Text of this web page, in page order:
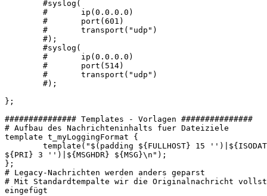
        #syslog(
        #       ip(0.0.0.0)
        #       port(601)
        #       transport("udp")
        #);
        #syslog(
        #       ip(0.0.0.0)
        #       port(514)
        #       transport("udp")
        #);
};
############### Templates - Vorlagen ###############
# Aufbau des Nachrichteninhalts fuer Dateiziele
template t_myLoggingFormat {
template("$(padding ${FULLHOST} 15
${PRI} 3 '')|${MSGHDR} ${MSG}\n");
};
# Legacy-Nachrichten werden anders geparst
# Mit Standardtempalte wir die Originalnachricht
eingefügt